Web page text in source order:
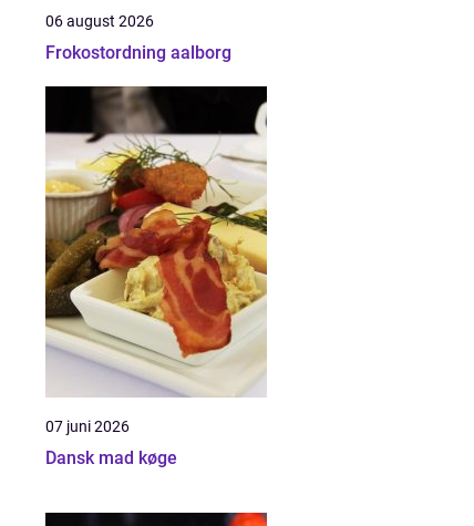
06 august 2026
Frokostordning aalborg
07 juni 2026
Dansk mad køge